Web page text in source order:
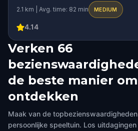
2.1 km | Avg. time: 82 min MEDIUM
4.14
Verken 66
de beste manier
ontdekken
Maak van de
persoonlijke speeltuin. Los